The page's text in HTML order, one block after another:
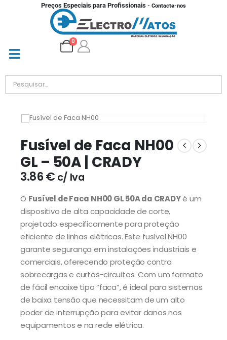
Preços Especiais para Profissionais - Contacte-nos
0
Fusível de Faca NH00
GL – 50A | CRADY
3.86€ c/ Iva
O Fusível de Faca NH00 GL 50A da CRADYé um
dispositivo de alta capacidade de corte,
projetado especificamente para proteção
eficiente de linhas elétricas. Este fusível NH00
garante segurança em instalações industriais e
comerciais, oferecendo proteção contra
sobrecargas e curtos-circuitos. Com um formato
de fácil encaixe tipo “faca”, é ideal para sistemas
de baixa tensão que necessitam de um alto
poder de interrupção para evitar danos nos
equipamentos e na rede elétrica.